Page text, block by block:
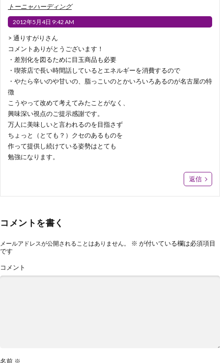
トーニャハーディング
2012年5月4日 9:42 AM
> 通りすがりさん
コメントありがとうございます！
・差別化を図るために目玉商品も必要
・喫茶店で長い時間話しているとエネルギーを消費するので
・やたら辛いのや甘いの、脂っこいのとかいろいろあるのが名古屋の特
徴
こうやって改めて考えてみたことがなく、
興味深い視点のご提示感謝です。
万人に美味しいと言われるのを目指さず
ちょっと（とても？）クセのあるものを
作って提供し続けている姿勢はとても
勉強になります。
返信
コメントを書く
メールアドレスが公開されることはありません。 ※ が付いている欄は必須項目
です
コメント
名前 ※